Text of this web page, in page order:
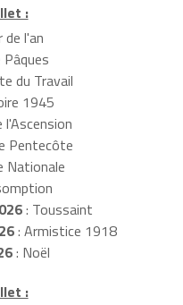
:
de l'an
Pâques
du Travail
1945
l'Ascension
Pentecôte
Nationale
: Toussaint
: Armistice 1918
: Noël
: